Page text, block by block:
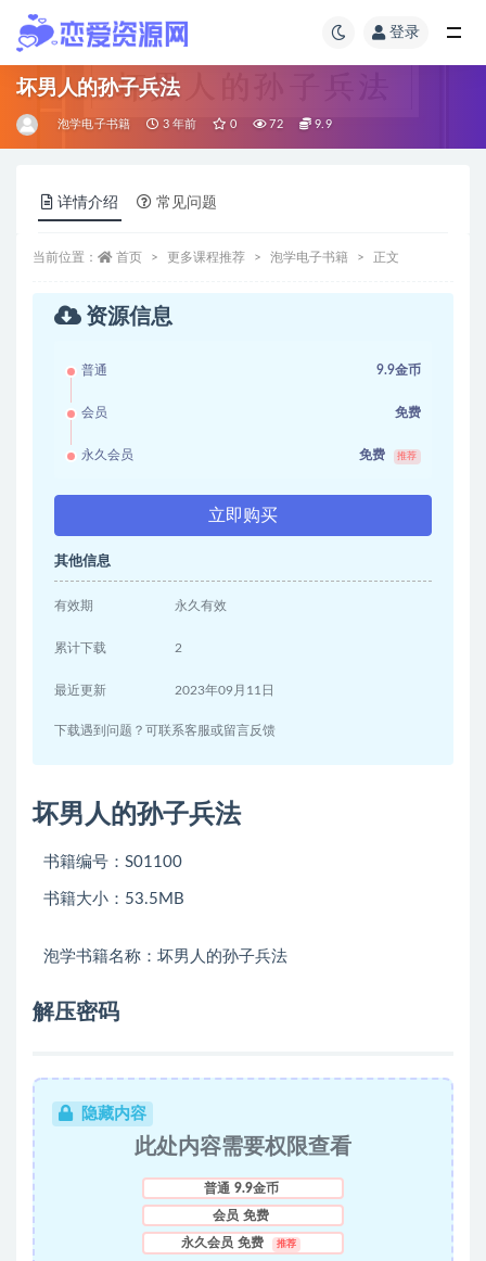
登录
坏男人的孙子兵法
泡学电子书籍 3 年前 0 72 9.9
详情介绍 常见问题
当前位置： 首页 更多课程推荐 泡学电子书籍 正文
资源信息
普通 9.9金币
会员 免费
永久会员 免费 推荐
立即购买
其他信息
有效期 永久有效
累计下载 2
最近更新 2023年09月11日
下载遇到问题？可联系客服或留言反馈
坏男人的孙子兵法
书籍编号：S01100
书籍大小：53.5MB
泡学书籍名称：坏男人的孙子兵法
解压密码
隐藏内容
此处内容需要权限查看
普通 9.9金币
会员 免费
永久会员 免费 推荐